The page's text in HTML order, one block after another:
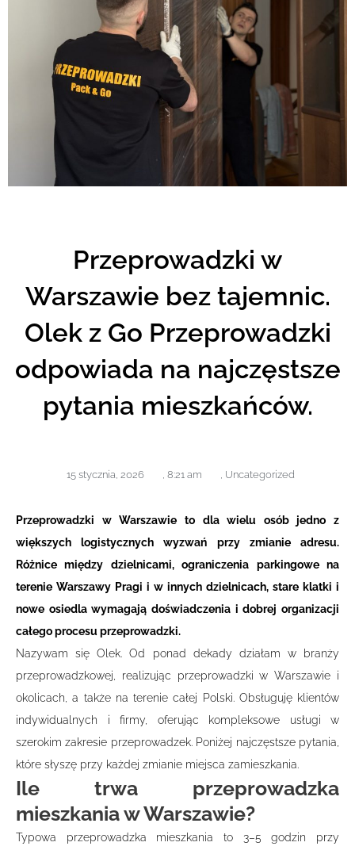
Przeprowadzki w
Warszawie bez tajemnic.
Olek z Go Przeprowadzki
odpowiada na najczęstsze
pytania mieszkańców.
15 stycznia, 2026 , 8:21 am , Uncategorized
Przeprowadzki w Warszawie to dla wielu osób jedno z
większych logistycznych wyzwań przy zmianie adresu.
Różnice między dzielnicami, ograniczenia parkingowe na
terenie Warszawy Pragi i w innych dzielnicach, stare klatki i
nowe osiedla wymagają doświadczenia i dobrej organizacji
całego procesu przeprowadzki.
Nazywam się Olek. Od ponad dekady działam w branży
przeprowadzkowej, realizując przeprowadzki w Warszawie i
okolicach, a także na terenie całej Polski. Obsługuję klientów
indywidualnych i firmy, oferując kompleksowe usługi w
szerokim zakresie przeprowadzek. Poniżej najczęstsze pytania,
które słyszę przy każdej zmianie miejsca zamieszkania.
Ile trwa przeprowadzka
mieszkania w Warszawie?
Typowa przeprowadzka mieszkania to 3–5 godzin przy